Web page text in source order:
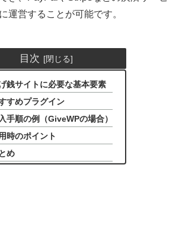
運営することが可能です。
目次
銭サイトに必要な基本要素
すめプラグイン
手順の例（GiveWPの場合）
時のポイント
め